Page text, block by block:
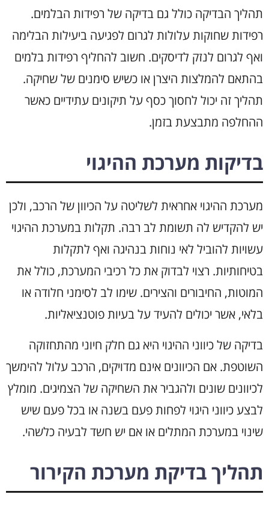
תהליך הבדיקה כולל גם בדיקה של רפידות הבלמים.
רפידות שחוקות עלולות לגרום לפגיעה ביעילות הבלימה
ואף לגרום לנזק לדיסקים. חשוב להחליף רפידות בלמים
בהתאם להמלצות היצרן או כשיש סימנים של שחיקה.
תהליך זה יכול לחסוך כסף על תיקונים עתידיים כאשר
ההחלפה מתבצעת בזמן.
בדיקות מערכת ההיגוי
מערכת ההיגוי אחראית לשליטה על הכיוון של הרכב, ולכן
יש להקדיש לה תשומת לב רבה. תקלות במערכת ההיגוי
עשויות להוביל לאי נוחות בנהיגה ואף לתקלות
בטיחותיות. רצוי לבדוק את כל רכיבי המערכת, כולל את
המוטות, החיבורים והצירים. שימו לב לסימני חלודה או
בלאי, אשר יכולים להעיד על בעיות פוטנציאליות.
בדיקה של כיווני ההיגוי היא גם חלק חיוני מהתחזוקה
השוטפת. אם הכיוונים אינם מדויקים, הרכב עלול להימשך
לכיוונים שונים ולהגביר את השחיקה של הצמיגים. מומלץ
לבצע כיווני היגוי לפחות פעם בשנה או בכל פעם שיש
שינוי במערכת המתלים או אם יש חשד לבעיה כלשהי.
תהליך בדיקת מערכת הקירור